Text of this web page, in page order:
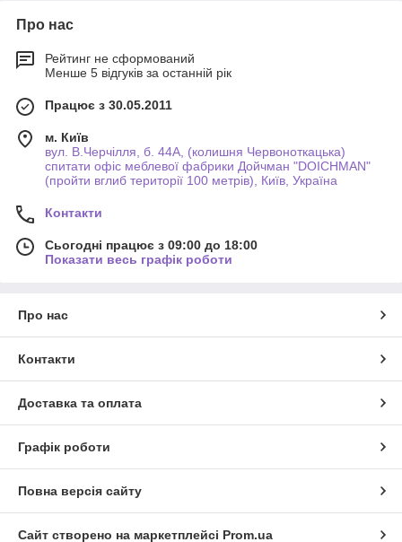
Про нас
Рейтинг не сформований
Менше 5 відгуків за останній рік
Працює з 30.05.2011
м. Київ
вул. В.Черчілля, б. 44А, (колишня Червоноткацька)
спитати офіс меблевої фабрики Дойчман "DOICHMAN"
(пройти вглиб території 100 метрів), Київ, Україна
Контакти
Сьогодні працює з 09:00 до 18:00
Показати весь графік роботи
Про нас
Контакти
Доставка та оплата
Графік роботи
Повна версія сайту
Сайт створено на маркетплейсі Prom.ua